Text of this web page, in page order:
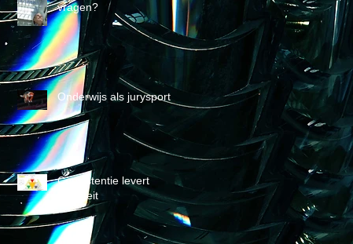
vragen?
Onderwijs als jurysport
Consistentie levert
Kwaliteit